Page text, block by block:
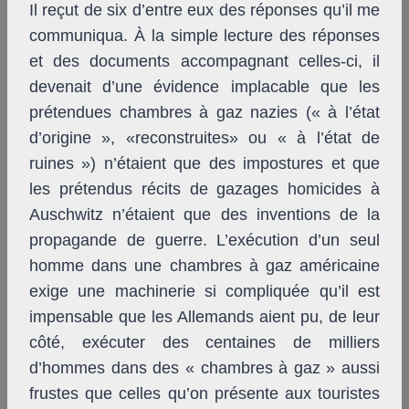
Il reçut de six d’entre eux des réponses qu’il me
communiqua. À la simple lecture des réponses
et des documents accompagnant celles-ci, il
devenait d’une évidence implacable que les
prétendues chambres à gaz nazies (« à l’état
d’origine », «reconstruites» ou « à l’état de
ruines ») n’étaient que des impostures et que
les prétendus récits de gazages homicides à
Auschwitz n’étaient que des inventions de la
propagande de guerre. L’exécution d’un seul
homme dans une chambres à gaz américaine
exige une machinerie si compliquée qu’il est
impensable que les Allemands aient pu, de leur
côté, exécuter des centaines de milliers
d’hommes dans des « chambres à gaz » aussi
frustes que celles qu’on présente aux touristes